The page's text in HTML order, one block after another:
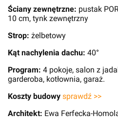
Ściany zewnętrzne: pustak
10 cm, tynk zewnętrzny
Strop: żelbetowy
Kąt nachylenia dachu: 40°
Program: 4 pokoje, salon z
garderoba, kotłownia, garaż.
Koszty budowy sprawdź >>
Architekt: Ewa Ferfecka-